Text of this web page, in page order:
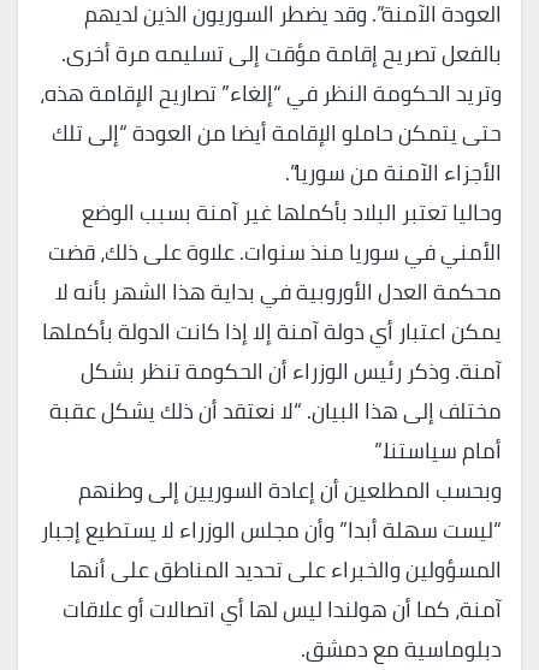
العودة الآمنة”. وقد يضطر السوريون الذين لديهم
بالفعل تصريح إقامة مؤقت إلى تسليمه مرة أخرى.
وتريد الحكومة النظر في “إلغاء” تصاريح الإقامة هذه،
حتى يتمكن حاملو الإقامة أيضا من العودة “إلى تلك
الأجزاء الآمنة من سوريا”.
وحاليا تعتبر البلاد بأكملها غير آمنة بسبب الوضع
الأمني في سوريا منذ سنوات. علاوة على ذلك، قضت
محكمة العدل الأوروبية في بداية هذا الشهر بأنه لا
يمكن اعتبار أي دولة آمنة إلا إذا كانت الدولة بأكملها
آمنة. وذكر رئيس الوزراء أن الحكومة تنظر بشكل
مختلف إلى هذا البيان. “لا نعتقد أن ذلك يشكل عقبة
أمام سياستنا.”
وبحسب المطلعين أن إعادة السوريين إلى وطنهم
“ليست سهلة أبدا” وأن مجلس الوزراء لا يستطيع إجبار
المسؤولين والخبراء على تحديد المناطق على أنها
آمنة، كما أن هولندا ليس لها أي اتصالات أو علاقات
دبلوماسية مع دمشق.